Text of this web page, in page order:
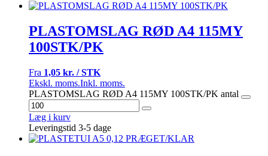
PLASTOMSLAG RØD A4 115MY
100STK/PK
Fra 1,05 kr. / STK
Ekskl. moms.Inkl. moms.
PLASTOMSLAG RØD A4 115MY 100STK/PK antal
Læg i kurv
Leveringstid 3-5 dage